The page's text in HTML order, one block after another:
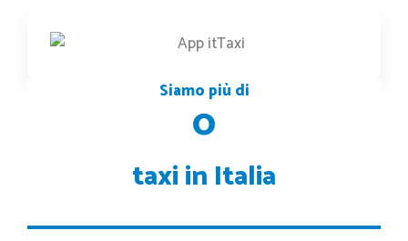
Siamo più di
taxi in Italia
0